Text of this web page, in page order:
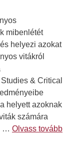
mibenlétét
helyezi azokat
vitákról
& Critical
helyett azoknak
számára
… Olvass tovább